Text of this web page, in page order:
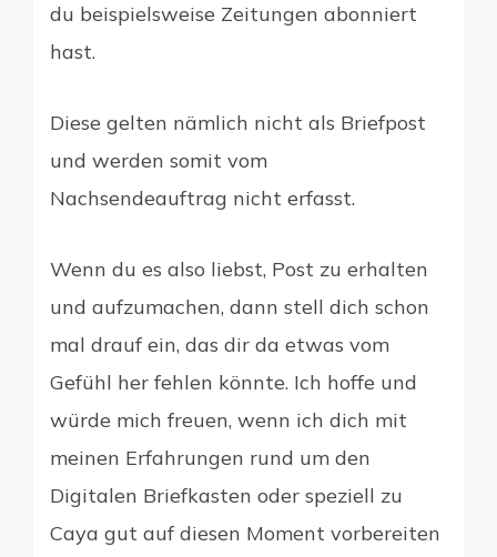
du beispielsweise Zeitungen abonniert
hast.
Diese gelten nämlich nicht als Briefpost
und werden somit vom
Nachsendeauftrag nicht erfasst.
Wenn du es also liebst, Post zu erhalten
und aufzumachen, dann stell dich schon
mal drauf ein, das dir da etwas vom
Gefühl her fehlen könnte. Ich hoffe und
würde mich freuen, wenn ich dich mit
meinen Erfahrungen rund um den
Digitalen Briefkasten oder speziell zu
Caya gut auf diesen Moment vorbereiten